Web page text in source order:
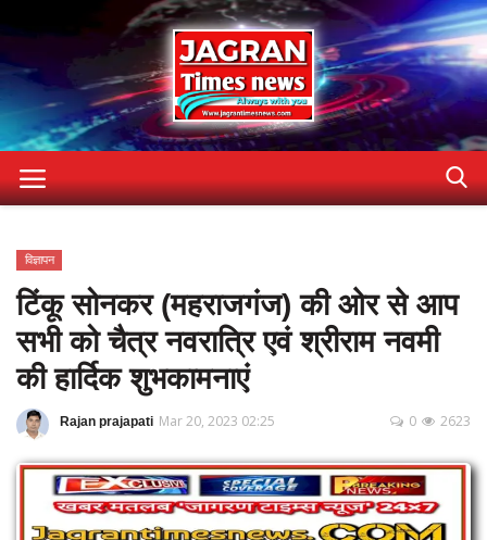
Contact
Gallery
Terms & Conditions
About US
privacy-policy
अन्य
रायबरेली (उत्तर प्रदेश)
विज्ञापन
टिंकू सोनकर (महराजगंज) की ओर से आप
सभी को चैत्र नवरात्रि एवं श्रीराम नवमी
की हार्दिक शुभकामनाएं
Rajan prajapati Mar 20, 2023 02:25 2623
0